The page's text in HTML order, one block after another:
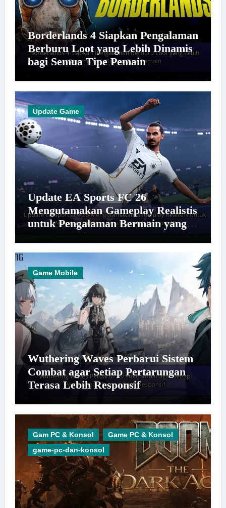
Borderlands 4 Siapkan Pengalaman
Berburu Loot yang Lebih Dinamis
bagi Semua Tipe Pemain
Update Game
Update EA Sports FC 26
Mengutamakan Gameplay Realistis
untuk Pengalaman Bermain yang
Game Mobile
Wuthering Waves Perbarui Sistem
Combat agar Setiap Pertarungan
Terasa Lebih Responsif
Gam PC & Konsol
Game PC & Konsol
game-pc-dan-konsol